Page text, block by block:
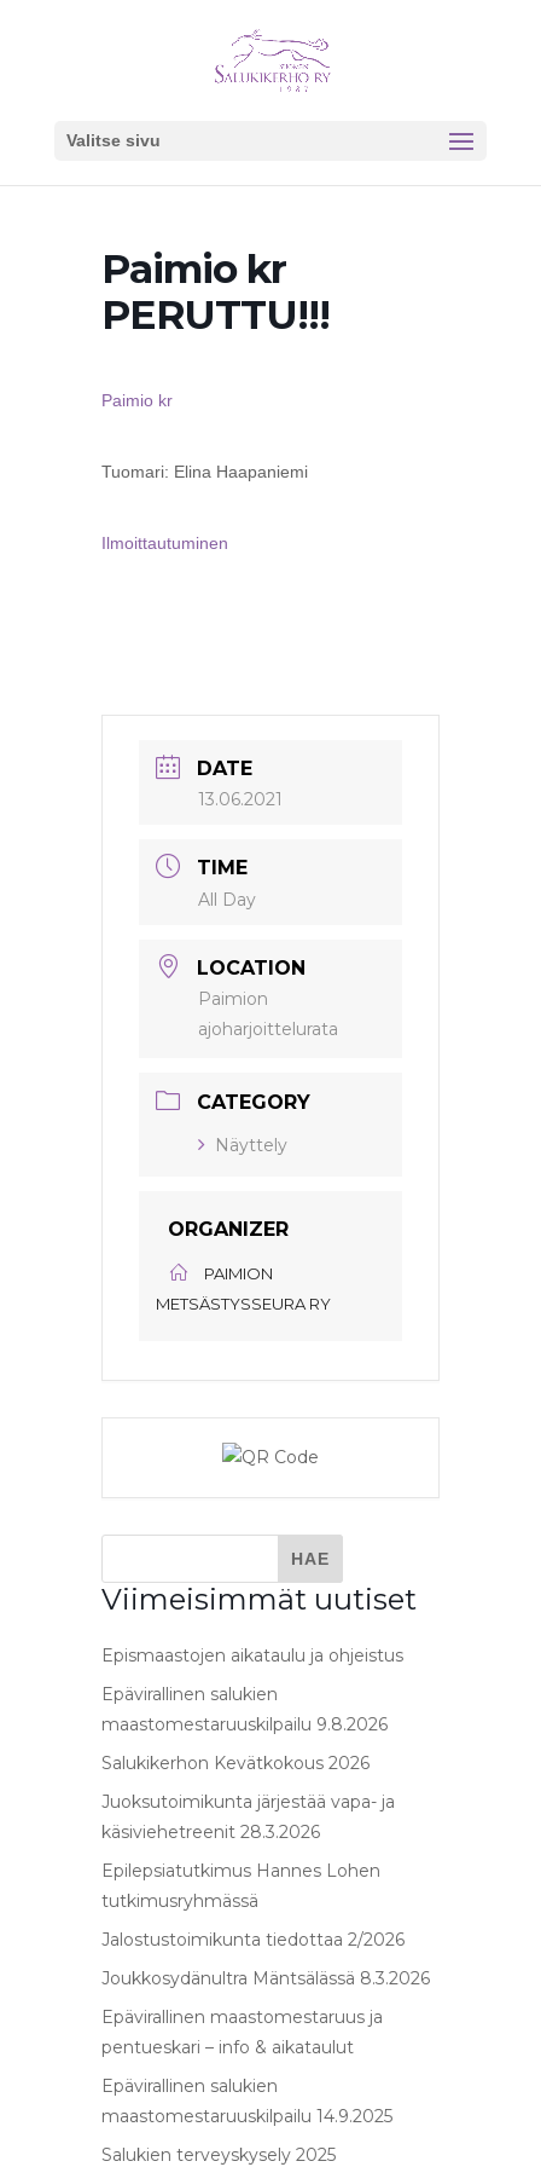
Valitse sivu
Paimio kr
PERUTTU!!!
Paimio kr
Tuomari: Elina Haapaniemi
Ilmoittautuminen
DATE
13.06.2021
TIME
All Day
LOCATION
Paimion
ajoharjoittelurata
CATEGORY
Näyttely
ORGANIZER
PAIMION
METSÄSTYSSEURA RY
Viimeisimmät uutiset
Epismaastojen aikataulu ja ohjeistus
Epävirallinen salukien
maastomestaruuskilpailu 9.8.2026
Salukikerhon Kevätkokous 2026
Juoksutoimikunta järjestää vapa- ja
käsiviehetreenit 28.3.2026
Epilepsiatutkimus Hannes Lohen
tutkimusryhmässä
Jalostustoimikunta tiedottaa 2/2026
Joukkosydänultra Mäntsälässä 8.3.2026
Epävirallinen maastomestaruus ja
pentueskari – info & aikataulut
Epävirallinen salukien
maastomestaruuskilpailu 14.9.2025
Salukien terveyskysely 2025